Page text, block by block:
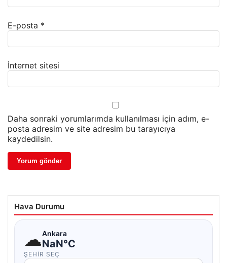
E-posta *
İnternet sitesi
Daha sonraki yorumlarımda kullanılması için adım, e-
posta adresim ve site adresim bu tarayıcıya
kaydedilsin.
Hava Durumu
☁Ankara
NaN°C
ŞEHIR SEÇ